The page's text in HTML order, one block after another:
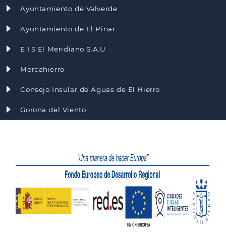
Ayuntamiento de Valverde
Ayuntamiento de El Pinar
E.I.S El Meridiano S.A.U
Mercahierro
Consejo Insular de Aguas de El Hierro
Gorona del Viento